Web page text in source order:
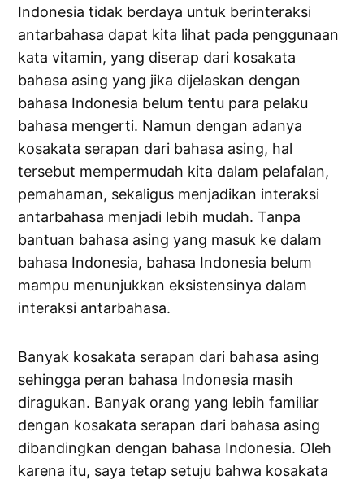
Indonesia tidak berdaya untuk berinteraksi
antarbahasa dapat kita lihat pada penggunaan
kata vitamin, yang diserap dari kosakata
bahasa asing yang jika dijelaskan dengan
bahasa Indonesia belum tentu para pelaku
bahasa mengerti. Namun dengan adanya
kosakata serapan dari bahasa asing, hal
tersebut mempermudah kita dalam pelafalan,
pemahaman, sekaligus menjadikan interaksi
antarbahasa menjadi lebih mudah. Tanpa
bantuan bahasa asing yang masuk ke dalam
bahasa Indonesia, bahasa Indonesia belum
mampu menunjukkan eksistensinya dalam
interaksi antarbahasa.
Banyak kosakata serapan dari bahasa asing
sehingga peran bahasa Indonesia masih
diragukan. Banyak orang yang lebih familiar
dengan kosakata serapan dari bahasa asing
dibandingkan dengan bahasa Indonesia. Oleh
karena itu, saya tetap setuju bahwa kosakata